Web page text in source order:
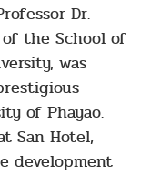
Dr.
of the School of
was
of Phayao.
San Hotel,
development